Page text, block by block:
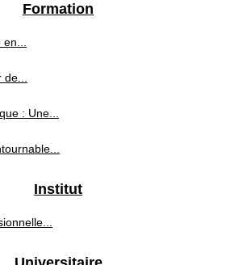
Formation
en...
de...
: Une...
Institut